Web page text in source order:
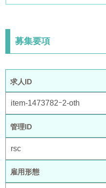
募集要項
求人ID
item-1473782ｰ2-oth
管理ID
rsc
雇用形態